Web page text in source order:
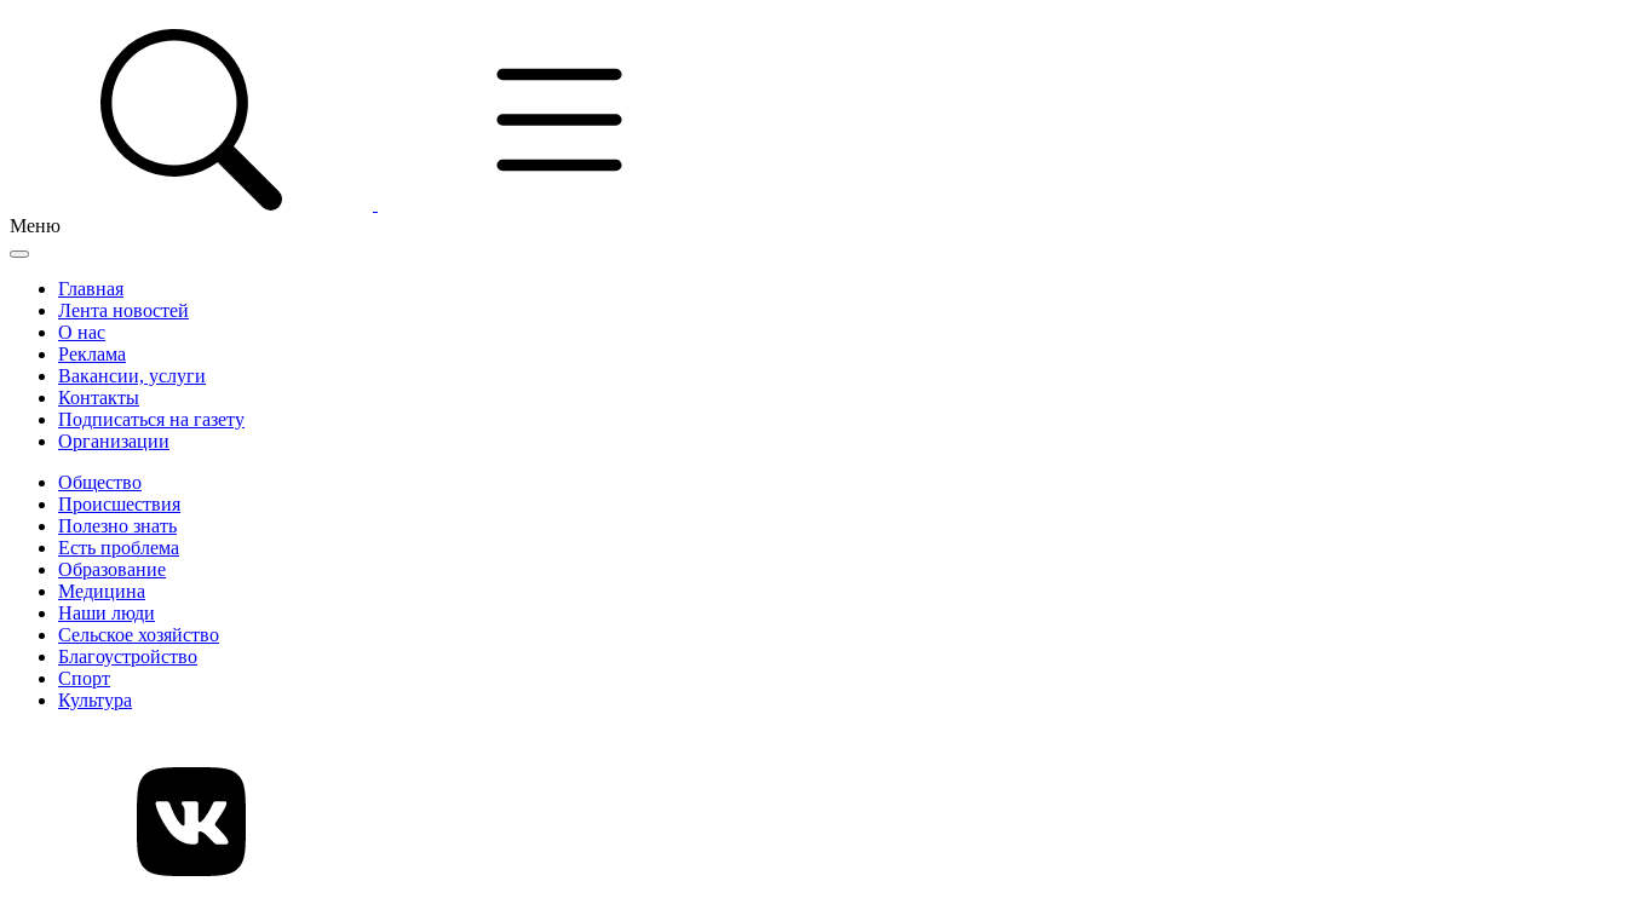
Меню
Главная
Лента новостей
О нас
Реклама
Вакансии, услуги
Контакты
Подписаться на газету
Организации
Общество
Происшествия
Полезно знать
Есть проблема
Образование
Медицина
Наши люди
Сельское хозяйство
Благоустройство
Спорт
Культура